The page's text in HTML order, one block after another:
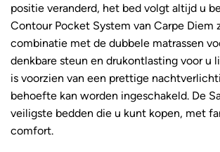
positie veranderd, het bed volgt altijd u
Contour Pocket System van Carpe Diem
combinatie met de dubbele matrassen
denkbare steun en drukontlasting voor u
is voorzien van een prettige
behoefte kan worden ingeschakeld. De
veiligste bedden die u kunt kopen, met
comfort.